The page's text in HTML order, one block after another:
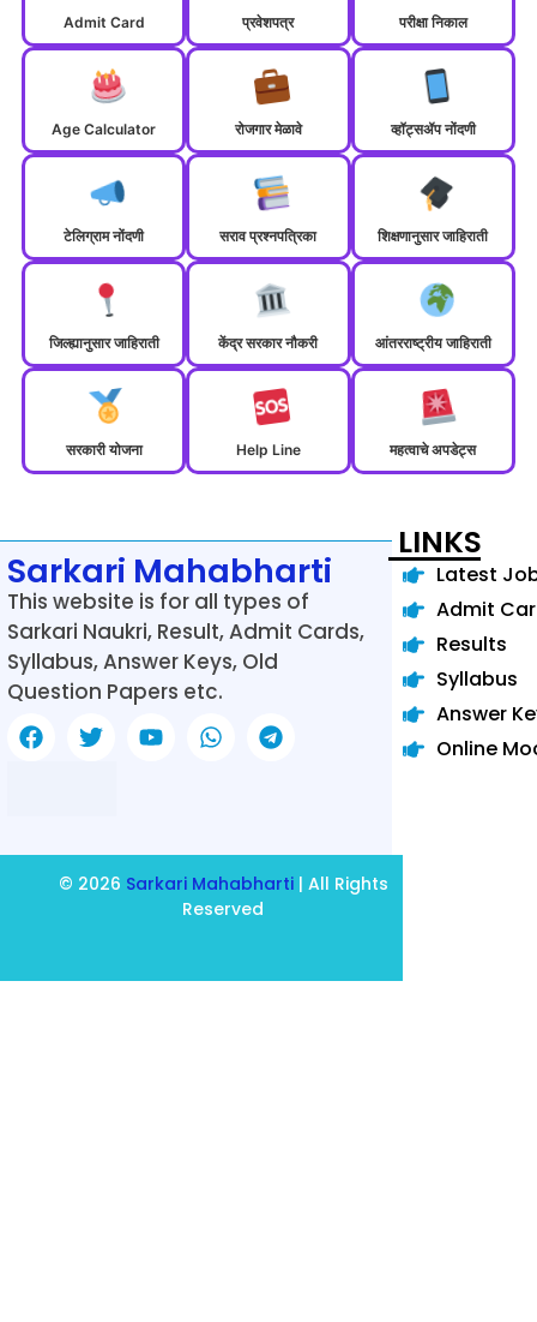
Admit Card प्रवेशपत्र परीक्षा निकाल
Age Calculator रोजगार मेळावे व्हॉट्सॲप नोंदणी
टेलिग्राम नोंदणी सराव प्रश्नपत्रिका शिक्षणानुसार जाहिराती
जिल्ह्यानुसार जाहिराती केंद्र सरकार नौकरी आंतरराष्ट्रीय जाहिराती
सरकारी योजना Help Line महत्वाचे अपडेट्स
Sarkari Mahabharti
This website is for all types of
Sarkari Naukri, Result, Admit Cards,
Syllabus, Answer Keys, Old
Question Papers etc.
LINKS
Latest
Admit
Results
Syllabus
Answer
Online
© 2026 Sarkari Mahabharti| All Rights
Reserved